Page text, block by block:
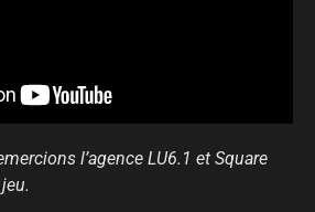
l’agence LU6.1 et Square